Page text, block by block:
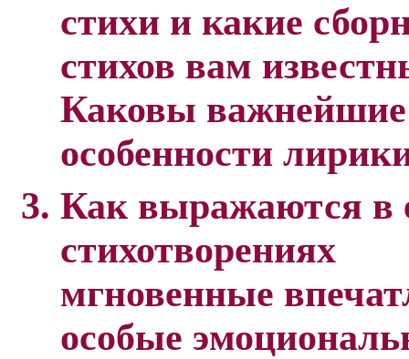
стихи и какие
стихов вам
Каковы важнейшие
особенности
Как выражаются в
стихотворениях
мгновенные
особые